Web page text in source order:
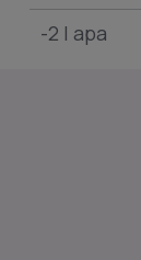
-2 l apa